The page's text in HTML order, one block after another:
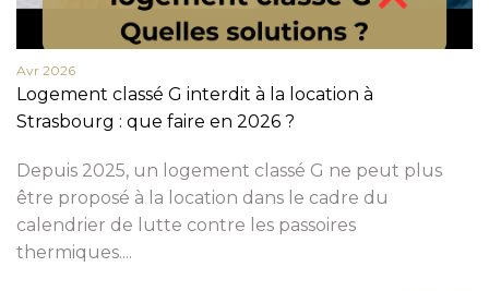
Avr 2026
Logement classé G interdit à la location à
Strasbourg : que faire en 2026 ?
Depuis 2025, un logement classé G ne peut plus
être proposé à la location dans le cadre du
calendrier de lutte contre les passoires
thermiques....